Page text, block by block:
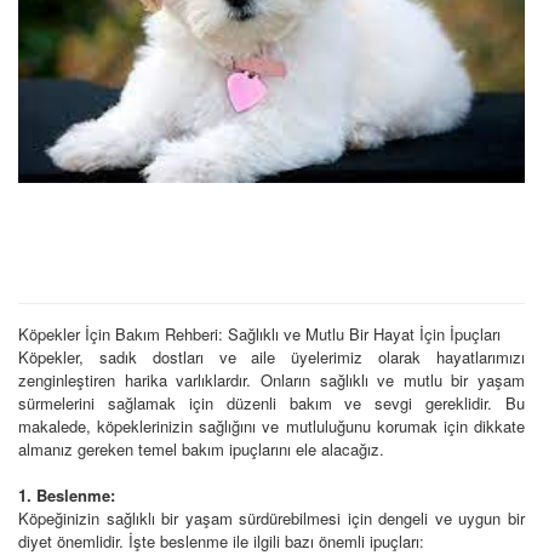
Köpekler İçin Bakım Rehberi: Sağlıklı ve Mutlu Bir Hayat İçin İpuçları
Köpekler, sadık dostları ve aile üyelerimiz olarak hayatlarımızı
zenginleştiren harika varlıklardır. Onların sağlıklı ve mutlu bir yaşam
sürmelerini sağlamak için düzenli bakım ve sevgi gereklidir. Bu
makalede, köpeklerinizin sağlığını ve mutluluğunu korumak için dikkate
almanız gereken temel bakım ipuçlarını ele alacağız.
1. Beslenme:
Köpeğinizin sağlıklı bir yaşam sürdürebilmesi için dengeli ve uygun bir
diyet önemlidir. İşte beslenme ile ilgili bazı önemli ipuçları: